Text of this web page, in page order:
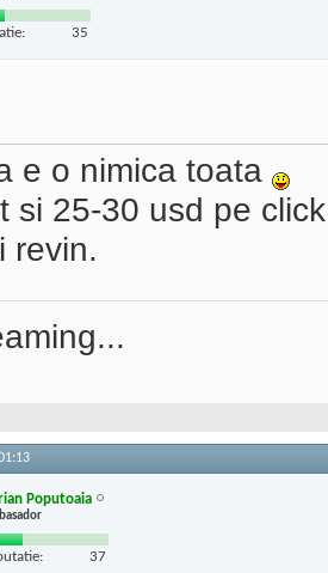
35
e o nimica toata
si 25-30 usd pe
revin.
Poputoaia
37